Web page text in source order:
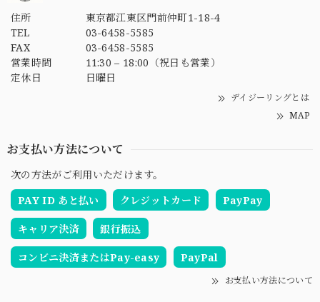
住所
東京都江東区門前仲町1-18-4
TEL
03-6458-5585
FAX
03-6458-5585
営業時間
11:30 – 18:00（祝日も営業）
定休日
日曜日
デイジーリングとは
MAP
お支払い方法について
次の方法がご利用いただけます。
PAY ID あと払い
クレジットカード PayPay
キャリア決済 銀行振込
コンビニ決済またはPay-easy PayPal
お支払い方法について